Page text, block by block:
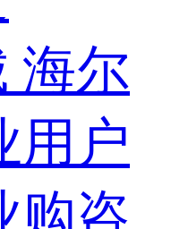
海尔
用户
购咨